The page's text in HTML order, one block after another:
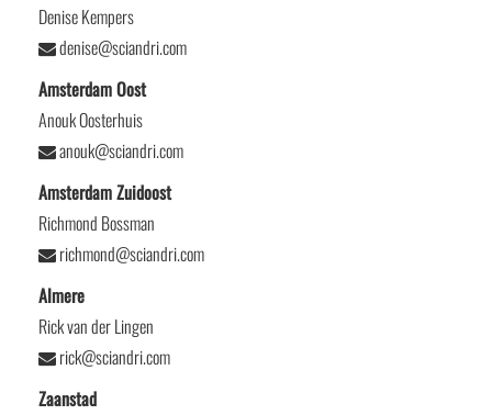
Denise Kempers
denise@sciandri.com
Amsterdam Oost
Anouk Oosterhuis
anouk@sciandri.com
Amsterdam Zuidoost
Richmond Bossman
richmond@sciandri.com
Almere
Rick van der Lingen
rick@sciandri.com
Zaanstad